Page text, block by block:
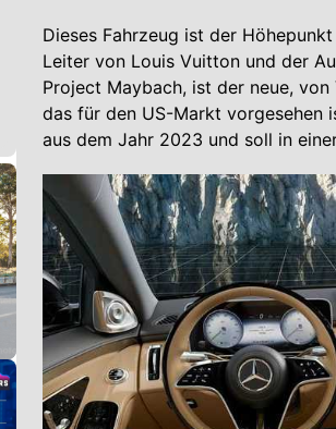
Dieses Fahrzeug ist der
Leiter von Louis Vuitton und der
Project Maybach, ist der neue,
das für den US-Markt vorgesehen
aus dem Jahr 2023 und soll in